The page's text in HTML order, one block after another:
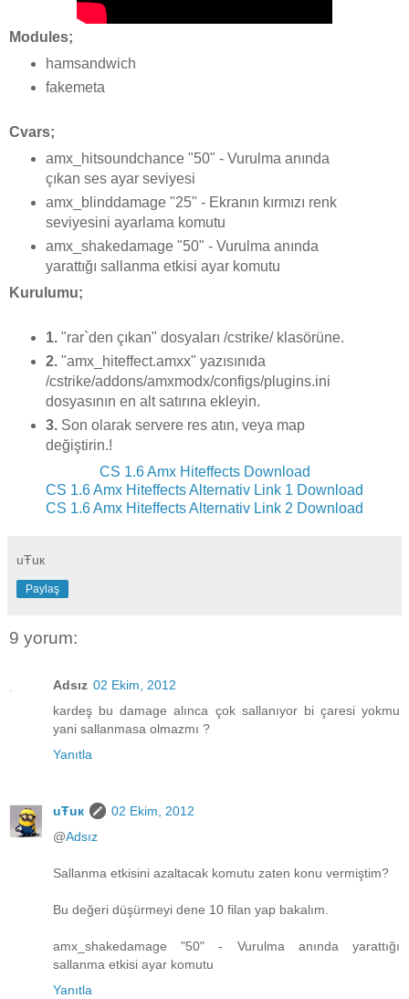
Modules;
hamsandwich
fakemeta
Cvars;
amx_hitsoundchance "50" - Vurulma anında
çıkan ses ayar seviyesi
amx_blinddamage "25" - Ekranın kırmızı renk
seviyesini ayarlama komutu
amx_shakedamage "50" - Vurulma anında
yarattığı sallanma etkisi ayar komutu
Kurulumu;
1."rar`den çıkan" dosyaları /cstrike/ klasörüne.
2."amx_hiteffect.amxx" yazısınıda
/cstrike/addons/amxmodx/configs/plugins.ini
dosyasının en alt satırına ekleyin.
3.Son olarak servere res atın, veya map
değiştirin.!
CS 1.6 Amx Hiteffects Download
CS 1.6 Amx Hiteffects Alternativ Link 1 Download
CS 1.6 Amx Hiteffects Alternativ Link 2 Download
uŦuк
Paylaş
9 yorum:
Adsız 02 Ekim, 2012
kardeş bu damage alınca çok sallanıyor bi çaresi yokmu
yani sallanmasa olmazmı ?
Yanıtla
uŦuк
02 Ekim, 2012
@Adsız
Sallanma etkisini azaltacak komutu zaten konu vermiştim?
Bu değeri düşürmeyi dene 10 filan yap bakalım.
amx_shakedamage "50" - Vurulma anında yarattığı
sallanma etkisi ayar komutu
Yanıtla